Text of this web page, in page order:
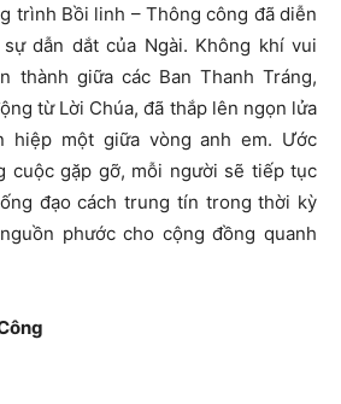
trình Bồi linh – Thông công đã diễn
dẫn dắt của Ngài. Không khí vui
thành giữa các Ban Thanh Tráng,
từ Lời Chúa, đã thắp lên ngọn lửa
hiệp một giữa vòng anh em. Ước
cuộc gặp gỡ, mỗi người sẽ tiếp tục
đạo cách trung tín trong thời kỳ
phước cho cộng đồng quanh